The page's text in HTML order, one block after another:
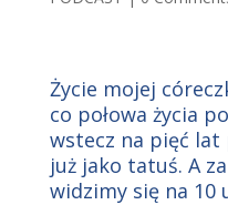
Życie mojej
co połowa życia
wstecz na pięć lat
już jako tatuś. A
widzimy się na 10